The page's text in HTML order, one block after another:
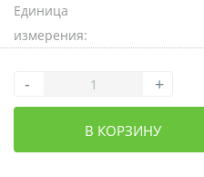
Единица
измерения:
- +
В КОРЗИНУ